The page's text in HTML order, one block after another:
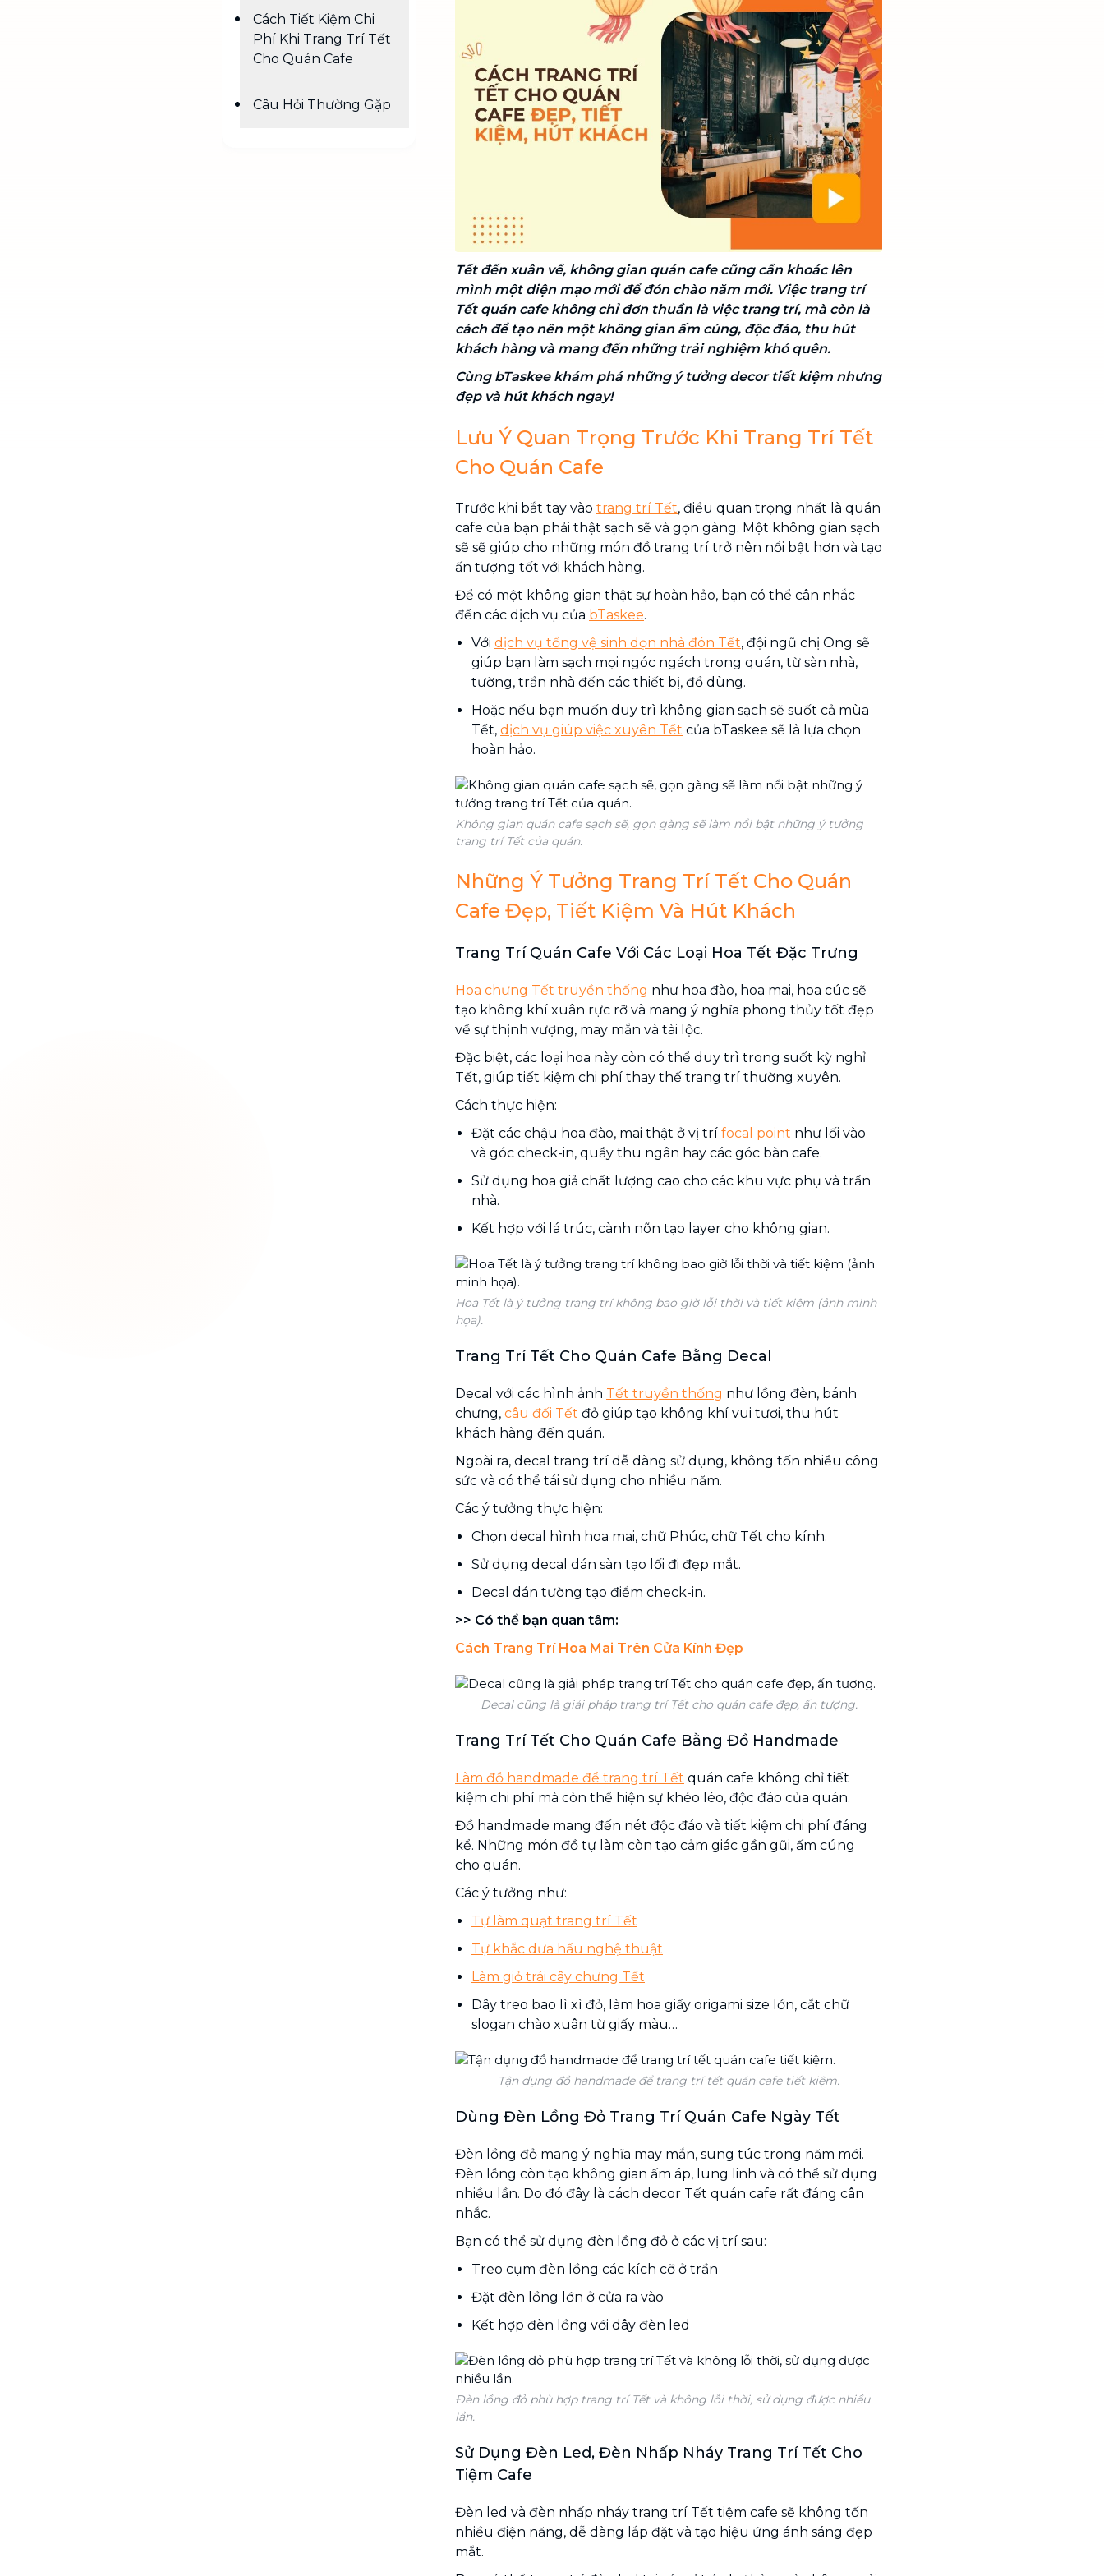
Chuyển nhà trọn gói, không lo dọn
Vệ sinh công nghiệp
Vệ sinh chuyên nghiệp cho văn
phòng, nhà xưởng, công trình lớn
Cách Tiết Kiệm Chi
Phí Khi Trang Trí Tết
Cho Quán Cafe
Câu Hỏi Thường Gặp
Tết đến xuân về, không gian quán cafe cũng cần khoác lên
mình một diện mạo mới để đón chào năm mới. Việc trang trí
Tết quán cafe không chỉ đơn thuần là việc trang trí, mà còn là
cách để tạo nên một không gian ấm cúng, độc đáo, thu hút
khách hàng và mang đến những trải nghiệm khó quên.
Cùng bTaskee khám phá những ý tưởng decor tiết kiệm nhưng
đẹp và hút khách ngay!
Lưu Ý Quan Trọng Trước Khi Trang Trí Tết
Cho Quán Cafe
Trước khi bắt tay vào trang trí Tết, điều quan trọng nhất là quán
cafe của bạn phải thật sạch sẽ và gọn gàng. Một không gian sạch
sẽ sẽ giúp cho những món đồ trang trí trở nên nổi bật hơn và tạo
ấn tượng tốt với khách hàng.
Để có một không gian thật sự hoàn hảo, bạn có thể cân nhắc
đến các dịch vụ của bTaskee.
Với dịch vụ tổng vệ sinh dọn nhà đón Tết, đội ngũ chị Ong sẽ
giúp bạn làm sạch mọi ngóc ngách trong quán, từ sàn nhà,
tường, trần nhà đến các thiết bị, đồ dùng.
Hoặc nếu bạn muốn duy trì không gian sạch sẽ suốt cả mùa
Tết, dịch vụ giúp việc xuyên Tết của bTaskee sẽ là lựa chọn
hoàn hảo.
Không gian quán cafe sạch sẽ, gọn gàng sẽ làm nổi bật những ý tưởng
trang trí Tết của quán.
Những Ý Tưởng Trang Trí Tết Cho Quán
Cafe Đẹp, Tiết Kiệm Và Hút Khách
Trang Trí Quán Cafe Với Các Loại Hoa Tết Đặc Trưng
Hoa chưng Tết truyền thống như hoa đào, hoa mai, hoa cúc sẽ
tạo không khí xuân rực rỡ và mang ý nghĩa phong thủy tốt đẹp
về sự thịnh vượng, may mắn và tài lộc.
Đặc biệt, các loại hoa này còn có thể duy trì trong suốt kỳ nghỉ
Tết, giúp tiết kiệm chi phí thay thế trang trí thường xuyên.
Cách thực hiện:
Đặt các chậu hoa đào, mai thật ở vị trí focal point như lối vào
và góc check-in, quầy thu ngân hay các góc bàn cafe.
Sử dụng hoa giả chất lượng cao cho các khu vực phụ và trần
nhà.
Kết hợp với lá trúc, cành nõn tạo layer cho không gian.
Hoa Tết là ý tưởng trang trí không bao giờ lỗi thời và tiết kiệm (ảnh minh
họa).
Trang Trí Tết Cho Quán Cafe Bằng Decal
Decal với các hình ảnh Tết truyền thống như lồng đèn, bánh
chưng, câu đối Tết đỏ giúp tạo không khí vui tươi, thu hút
khách hàng đến quán.
Ngoài ra, decal trang trí dễ dàng sử dụng, không tốn nhiều công
sức và có thể tái sử dụng cho nhiều năm.
Các ý tưởng thực hiện:
Chọn decal hình hoa mai, chữ Phúc, chữ Tết cho kính.
Sử dụng decal dán sàn tạo lối đi đẹp mắt.
Decal dán tường tạo điểm check-in.
>> Có thể bạn quan tâm:
Cách Trang Trí Hoa Mai Trên Cửa Kính Đẹp
Decal cũng là giải pháp trang trí Tết cho quán cafe đẹp, ấn tượng.
Trang Trí Tết Cho Quán Cafe Bằng Đồ Handmade
Làm đồ handmade để trang trí Tết quán cafe không chỉ tiết
kiệm chi phí mà còn thể hiện sự khéo léo, độc đáo của quán.
Đồ handmade mang đến nét độc đáo và tiết kiệm chi phí đáng
kể. Những món đồ tự làm còn tạo cảm giác gần gũi, ấm cúng
cho quán.
Các ý tưởng như:
Tự làm quạt trang trí Tết
Tự khắc dưa hấu nghệ thuật
Làm giỏ trái cây chưng Tết
Dây treo bao lì xì đỏ, làm hoa giấy origami size lớn, cắt chữ
slogan chào xuân từ giấy màu…
Tận dụng đồ handmade để trang trí tết quán cafe tiết kiệm.
Dùng Đèn Lồng Đỏ Trang Trí Quán Cafe Ngày Tết
Đèn lồng đỏ mang ý nghĩa may mắn, sung túc trong năm mới.
Đèn lồng còn tạo không gian ấm áp, lung linh và có thể sử dụng
nhiều lần. Do đó đây là cách decor Tết quán cafe rất đáng cân
nhắc.
Bạn có thể sử dụng đèn lồng đỏ ở các vị trí sau:
Treo cụm đèn lồng các kích cỡ ở trần
Đặt đèn lồng lớn ở cửa ra vào
Kết hợp đèn lồng với dây đèn led
Đèn lồng đỏ phù hợp trang trí Tết và không lỗi thời, sử dụng được nhiều
lần.
Sử Dụng Đèn Led, Đèn Nhấp Nháy Trang Trí Tết Cho
Tiệm Cafe
Đèn led và đèn nhấp nháy trang trí Tết tiệm cafe sẽ không tốn
nhiều điện năng, dễ dàng lắp đặt và tạo hiệu ứng ánh sáng đẹp
mắt.